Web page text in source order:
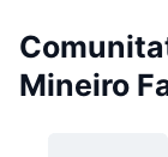
Mineiro